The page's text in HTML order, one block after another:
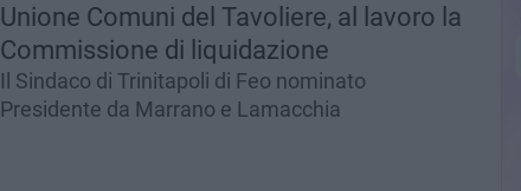
Unione Comuni del Tavoliere, al lavoro la
Commissione di liquidazione
Il Sindaco di Trinitapoli di Feo nominato
Presidente da Marrano e Lamacchia